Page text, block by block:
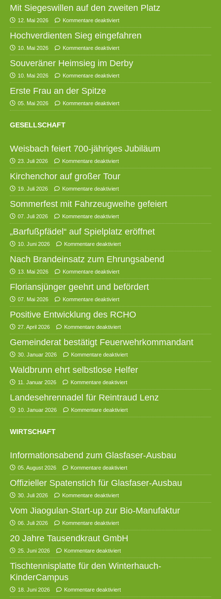
Mit Siegeswillen auf den zweiten Platz
12. Mai 2026 Kommentare deaktiviert
Hochverdienten Sieg eingefahren
10. Mai 2026 Kommentare deaktiviert
Souveräner Heimsieg im Derby
10. Mai 2026 Kommentare deaktiviert
Erste Frau an der Spitze
05. Mai 2026 Kommentare deaktiviert
GESELLSCHAFT
Weisbach feiert 700-jähriges Jubiläum
23. Juli 2026 Kommentare deaktiviert
Kirchenchor auf großer Tour
19. Juli 2026 Kommentare deaktiviert
Sommerfest mit Fahrzeugweihe gefeiert
07. Juli 2026 Kommentare deaktiviert
„Barfußpfädel“ auf Spielplatz eröffnet
10. Juni 2026 Kommentare deaktiviert
Nach Brandeinsatz zum Ehrungsabend
13. Mai 2026 Kommentare deaktiviert
Floriansjünger geehrt und befördert
07. Mai 2026 Kommentare deaktiviert
Positive Entwicklung des RCHO
27. April 2026 Kommentare deaktiviert
Gemeinderat bestätigt Feuerwehrkommandant
30. Januar 2026 Kommentare deaktiviert
Waldbrunn ehrt selbstlose Helfer
11. Januar 2026 Kommentare deaktiviert
Landesehrennadel für Reintraud Lenz
10. Januar 2026 Kommentare deaktiviert
WIRTSCHAFT
Informationsabend zum Glasfaser-Ausbau
05. August 2026 Kommentare deaktiviert
Offizieller Spatenstich für Glasfaser-Ausbau
30. Juli 2026 Kommentare deaktiviert
Vom Jiaogulan-Start-up zur Bio-Manufaktur
06. Juli 2026 Kommentare deaktiviert
20 Jahre Tausendkraut GmbH
25. Juni 2026 Kommentare deaktiviert
Tischtennisplatte für den Winterhauch-
KinderCampus
18. Juni 2026 Kommentare deaktiviert